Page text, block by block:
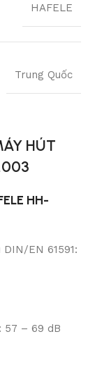
HAFELE
Trung Quốc
HÚT
HH-
EN 61591:
57 – 69 dB